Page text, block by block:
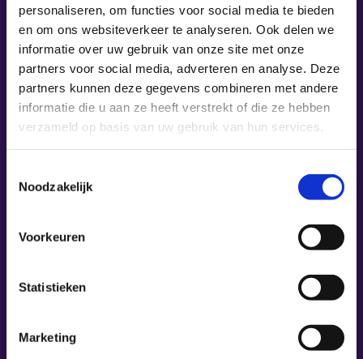
personaliseren, om functies voor social media te bieden
en om ons websiteverkeer te analyseren. Ook delen we
informatie over uw gebruik van onze site met onze
partners voor social media, adverteren en analyse. Deze
partners kunnen deze gegevens combineren met andere
informatie die u aan ze heeft verstrekt of die ze hebben
verzameld op basis van uw gebruik van hun services.
Noodzakelijk
Voorkeuren
Statistieken
Marketing
Wat is Power BI?
Waarom kiezen voor
deze Power BI
Training?
Voor wie is deze
belangrijk?
De 10 pluspunten van